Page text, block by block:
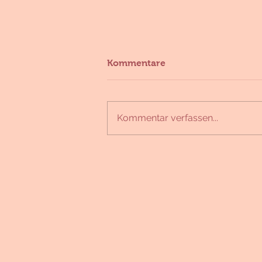
Kommentare
Kommentar verfassen...